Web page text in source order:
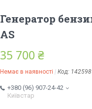
Генератор
AS
35 700 ₴
Немає в наявності Код: 142598
+380 (96) 907-24-42
Київстар